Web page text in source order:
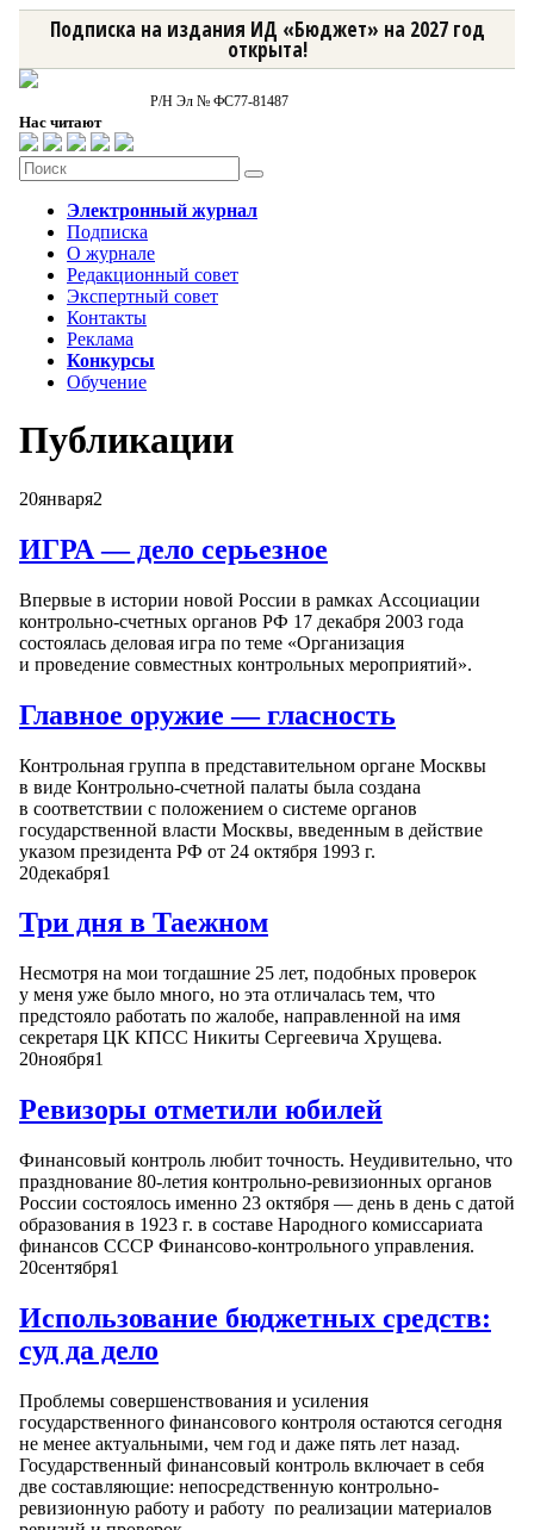
Подписка на издания ИД «Бюджет» на 2027 год
открыта!
Р/Н Эл № ФС77-81487
Нас читают
Электронный журнал
Подписка
О журнале
Редакционный совет
Экспертный совет
Контакты
Реклама
Конкурсы
Обучение
Публикации
20января2
ИГРА — дело серьезное
Впервые в истории новой России в рамках Ассоциации
контрольно-счетных органов РФ 17 декабря 2003 года
состоялась деловая игра по теме «Организация
и проведение совместных контрольных мероприятий».
Главное оружие — гласность
Контрольная группа в представительном органе Москвы
в виде Контрольно-счетной палаты была создана
в соответствии с положением о системе органов
государственной власти Москвы, введенным в действие
указом президента РФ от 24 октября 1993 г.
20декабря1
Три дня в Таежном
Несмотря на мои тогдашние 25 лет, подобных проверок
у меня уже было много, но эта отличалась тем, что
предстояло работать по жалобе, направленной на имя
секретаря ЦК КПСС Никиты Сергеевича Хрущева.
20ноября1
Ревизоры отметили юбилей
Финансовый контроль любит точность. Неудивительно, что
празднование 80-летия контрольно-ревизионных органов
России состоялось именно 23 октября — день в день с датой
образования в 1923 г. в составе Народного комиссариата
финансов СССР Финансово-контрольного управления.
20сентября1
Использование бюджетных средств:
суд да дело
Проблемы совершенствования и усиления
государственного финансового контроля остаются сегодня
не менее актуальными, чем год и даже пять лет назад.
Государственный финансовый контроль включает в себя
две составляющие: непосредственную контрольно-
ревизионную работу и работу по реализации материалов